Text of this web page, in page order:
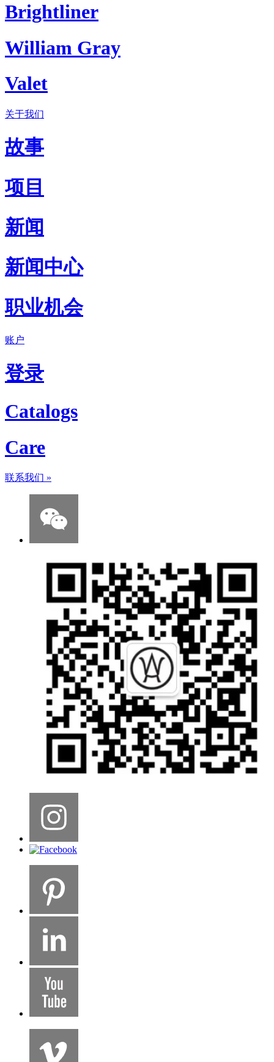
Brightliner
William Gray
Valet
关于我们
故事
项目
新闻
新闻中心
职业机会
账户
登录
Catalogs
Care
联系我们 »